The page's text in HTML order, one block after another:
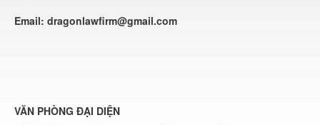
Email: dragonlawfirm@gmail.com
VĂN PHÒNG ĐẠI DIỆN